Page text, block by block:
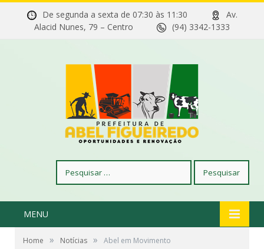
De segunda a sexta de 07:30 às 11:30
Av.
Alacid Nunes, 79 – Centro
(94) 3342-1333
por:
MENU
Home » Notícias » Abel em Movimento